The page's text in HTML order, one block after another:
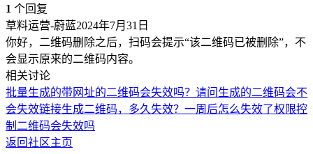
1 个回复
草料运营-蔚蓝2024年7月31日
你好，二维码删除之后，扫码会提示“该二维码已被删除”，不
会显示原来的二维码内容。
相关讨论
批量生成的带网址的二维码会失效吗？ 请问生成的二维码会不
会失效链接生成二维码，多久失效？一周后怎么失效了权限控
制 二维码会失效吗
返回社区主页